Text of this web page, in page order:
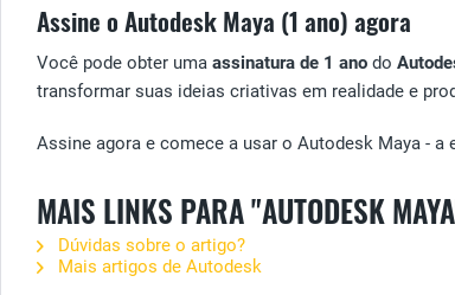
Assine o Autodesk Maya (1 ano) agora
Você pode obter uma assinatura de 1 ano do
transformar suas ideias criativas em realidade e
Assine agora e comece a usar o Autodesk Maya -
MAIS LINKS PARA "AUTODESK
Dúvidas sobre o artigo?
Mais artigos de Autodesk